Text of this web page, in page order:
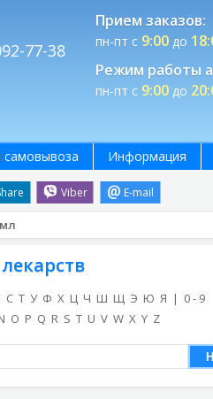
77-38
Прием заказов:
пн-пт с 9:00до
Режим работы
пн-пт с 9:00до
Viber E-mail
Информация
С Т У Ф Х Ц Ч Ш Щ Э Ю Я | 0 - 9
O P Q R S T U V W X Y Z